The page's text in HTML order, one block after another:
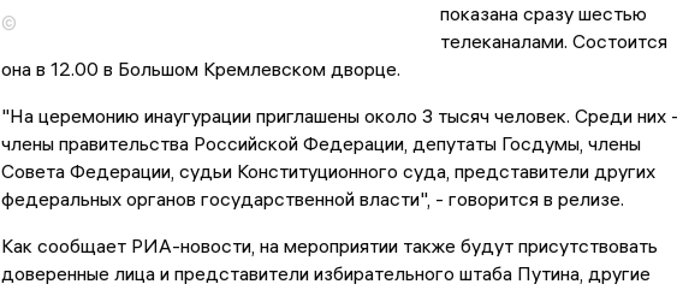
©
показана сразу шестью
телеканалами. Состоится
она в 12.00 в Большом Кремлевском дворце.
"На церемонию инаугурации приглашены около 3 тысяч человек. Среди них -
члены правительства Российской Федерации, депутаты Госдумы, члены
Совета Федерации, судьи Конституционного суда, представители других
федеральных органов государственной власти", - говорится в релизе.
Как сообщает РИА-новости, на мероприятии также будут присутствовать
доверенные лица и представители избирательного штаба Путина, другие